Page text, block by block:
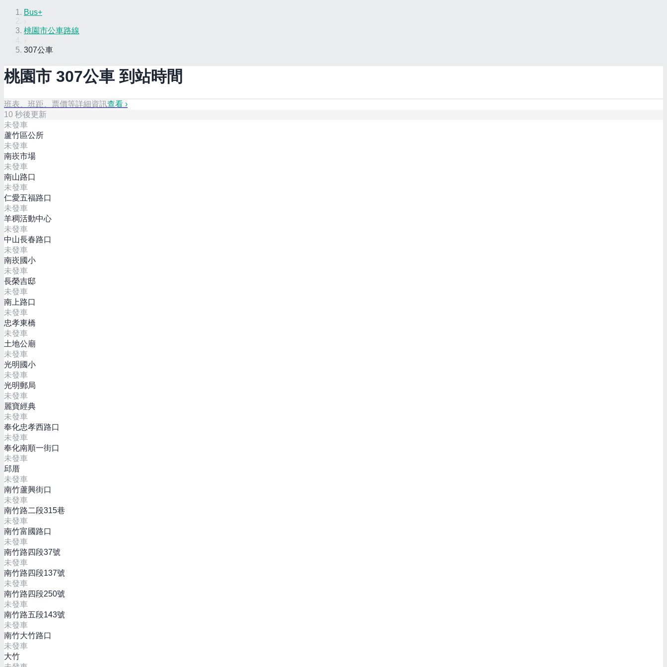
Bus+
桃園市公車路線
307公車
桃園市 307公車 到站時間
班表、班距、票價等詳細資訊查看 ›
10 秒後更新
未發車
蘆竹區公所
未發車
南崁市場
未發車
南山路口
未發車
仁愛五福路口
未發車
羊稠活動中心
未發車
中山長春路口
未發車
南崁國小
未發車
長榮吉邸
未發車
南上路口
未發車
忠孝東橋
未發車
土地公廟
未發車
光明國小
未發車
光明郵局
未發車
麗寶經典
未發車
奉化忠孝西路口
未發車
奉化南順一街口
未發車
邱厝
未發車
南竹蘆興街口
未發車
南竹路二段315巷
未發車
南竹富國路口
未發車
南竹路四段37號
未發車
南竹路四段137號
未發車
南竹路四段250號
未發車
南竹路五段143號
未發車
南竹大竹路口
未發車
大竹